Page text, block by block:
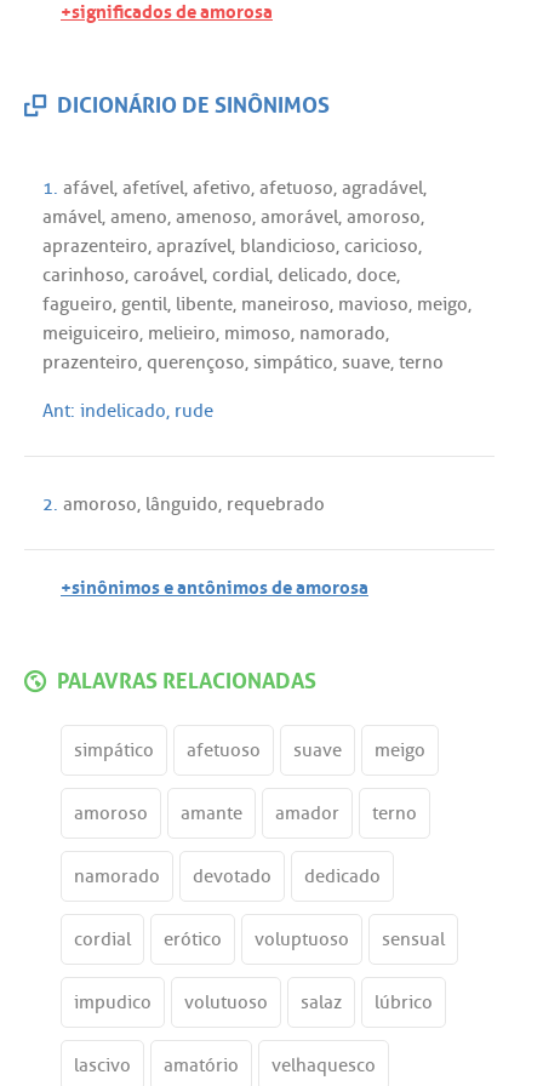
+significados de amorosa
DICIONÁRIO DE SINÔNIMOS
1. afável, afetível, afetivo, afetuoso, agradável,
amável, ameno, amenoso, amorável, amoroso,
aprazenteiro, aprazível, blandicioso, caricioso,
carinhoso, caroável, cordial, delicado, doce,
fagueiro, gentil, libente, maneiroso, mavioso, meigo,
meiguiceiro, melieiro, mimoso, namorado,
prazenteiro, querençoso, simpático, suave, terno
Ant: indelicado, rude
2. amoroso, lânguido, requebrado
+sinônimos e antônimos de amorosa
PALAVRAS RELACIONADAS
simpático afetuoso suave meigo
amoroso amante amador terno
namorado devotado dedicado
cordial erótico voluptuoso sensual
impudico volutuoso salaz lúbrico
lascivo amatório velhaquesco